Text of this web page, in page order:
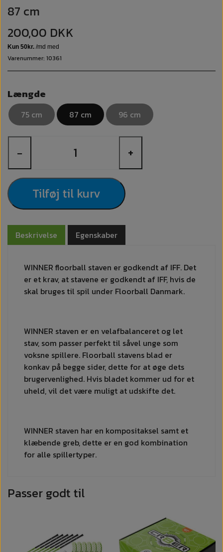
87 cm
200,00 DKK
Varenummer: 10361
Længde
75 cm 87 cm 96 cm
− +
Tilføj til kurv
Beskrivelse Egenskaber
WINNER floorball staven er godkendt af IFF. Det
er et krav, at stavene er godkendt af IFF, hvis de
skal bruges til spil under Floorball Danmark.
WINNER staven er en velafbalanceret og let
stav, som passer perfekt til såvel unge som
voksne spillere. Floorball stavens blad er
konkav på begge sider, dette for at øge dets
brugervenlighed. Hvis bladet kommer ud for et
uheld, vil det være muligt at udskifte det.
WINNER staven har en kompositaksel samt et
klæbende greb, dette er en god kombination
for alle spillertyper.
Passer godt til